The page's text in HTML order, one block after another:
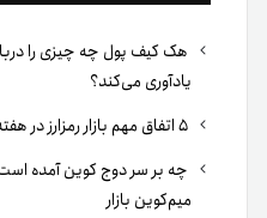
هک کیف پول چه چیزی را
یادآوری می‌کند؟
چه بر سر دوج کوین آمده
میم‌کوین بازار